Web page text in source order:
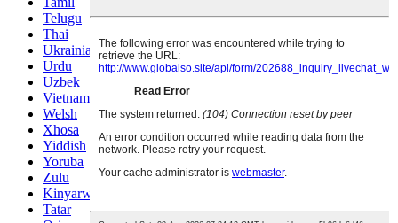
Telugu
Thai
Ukrainian
Urdu
Uzbek
Vietnamese
Welsh
Xhosa
Yiddish
Yoruba
Zulu
Kinyarwanda
Tatar